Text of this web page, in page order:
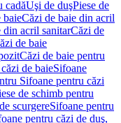
cadăUşi de duşPiese de
baieCăzi de baie din acril
din acril sanitarCăzi de
de baie
Căzi de baie pentru
de baieSifoane
Sifoane pentru căzi
de schimb pentru
scurgereSifoane pentru
pentru căzi de duş,